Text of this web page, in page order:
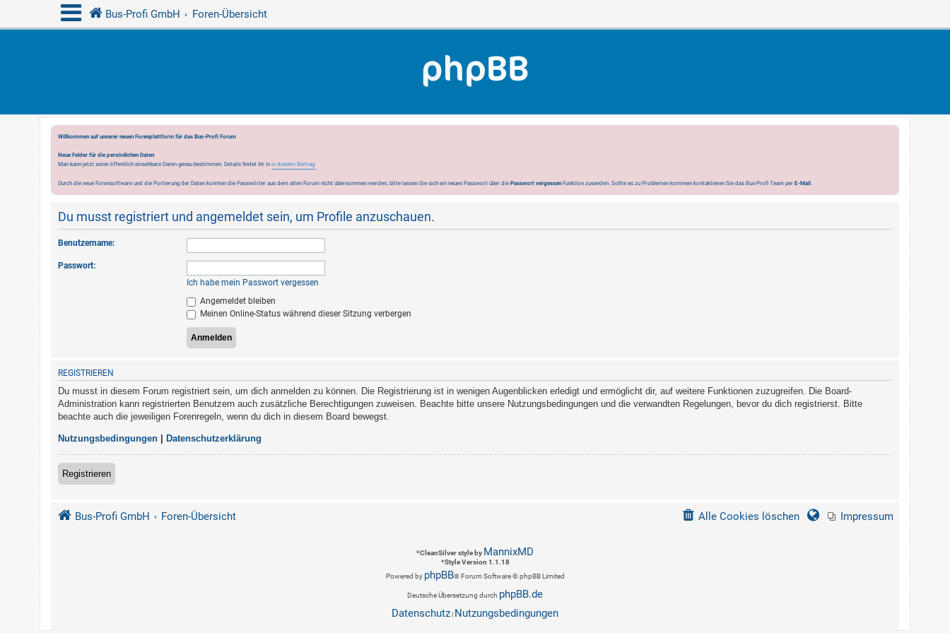
Bus-Profi GmbH Foren-Übersicht
Willkommen auf unserer neuen Forenplattform für das Bus-Profi Forum
Neue Felder für die persönlichen Daten
Man kann jetzt seine öffentlich einsehbare Daten genau bestimmen. Details findet ihr in in diesem Beitrag.
Durch die neue Forensoftware und die Portierung der Daten konnten die Passwörter aus dem alten Forum nicht übernommen werden, bitte lassen Sie sich ein neues Passwort über die Passwort vergessen Funktion zusenden. Sollte es zu Problemen kommen kontaktieren Sie das Bus-Profi Team per E-Mail.
Du musst registriert und angemeldet sein, um Profile anzuschauen.
Benutzername:
Passwort:
Ich habe mein Passwort vergessen
Angemeldet bleiben
Meinen Online-Status während dieser Sitzung verbergen
REGISTRIEREN
Du musst in diesem Forum registriert sein, um dich anmelden zu können. Die Registrierung ist in wenigen Augenblicken erledigt und ermöglicht dir, auf weitere Funktionen zuzugreifen. Die Board-
Administration kann registrierten Benutzern auch zusätzliche Berechtigungen zuweisen. Beachte bitte unsere Nutzungsbedingungen und die verwandten Regelungen, bevor du dich registrierst. Bitte
beachte auch die jeweiligen Forenregeln, wenn du dich in diesem Board bewegst.
Nutzungsbedingungen Datenschutzerklärung
Registrieren
Bus-Profi GmbH Foren-Übersicht Impressum
Alle Cookies löschen
*CleanSilver style by MannixMD
*Style Version 1.1.18
Powered by phpBB® Forum Software © phpBB Limited
Deutsche Übersetzung durch phpBB.de
Datenschutz Nutzungsbedingungen